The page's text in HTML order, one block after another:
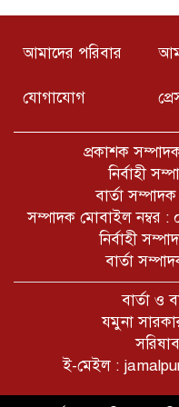
W
আমাদের পরিবার
যোগাযোগ
প্রকাশক
নির্বাহী
বার্তা
সম্পাদক মোবাইল
নির্বাহী
বার্তা
বার্তা ও
যমুনা
ই-মেইল :